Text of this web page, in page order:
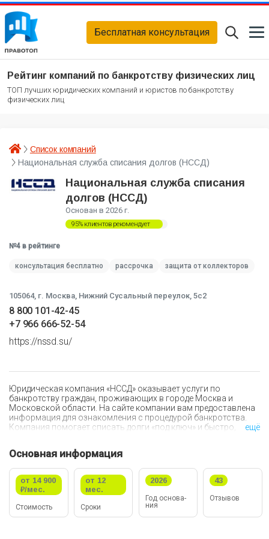
Бесплатная консультация
Рейтинг компаний по банкротству физических лиц
ТОП лучших юридических компаний и юристов по банкротству
физических лиц
Список компаний
Национальная служба списания долгов (НССД)
Национальная служба списания
долгов (НССД)
Основан в 2026 г.
95% клиентов рекомендует
№4 в рейтинге
консультация бесплатно рассрочка защита от коллекторов
105064, г. Москва, Нижний Сусальный переулок, 5с2
8 800 101-42-45
+7 966 666-52-54
https://nssd.su/
Основная информация
Стои­мо­сть
от 14 900
₽/мес.
Сроки
от 12
мес.
Год ос­но­ва­
ния
2026
Отзывов
43
Юридическая компания «НССД» оказывает услуги по
банкротству граждан, проживающих в городе Москва и
Московской области. На сайте компании вам предоставлена
информация для ознакомления с процедурой банкротства.
Компания помогает списать долги «под ключ» и быстро,
нагрузки. Вы можете списать все ваши кредиты за 15 тысяч
рублей в месяц.
Кто может обратиться за услугами по снижению долговой
нагрузки в компанию «НССД»:
Люди, попавшие в сложную финансовую ситуацию и не
имеющие возможности ежемесячно оплачивать
ещё